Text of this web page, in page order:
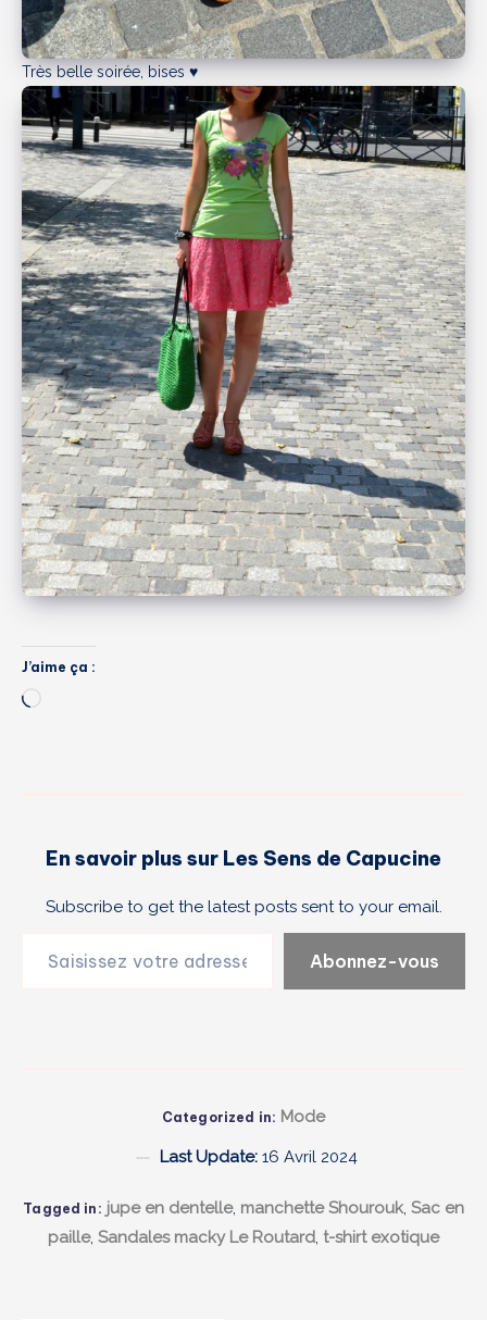
Très belle soirée, bises ♥
J’aime ça :
En savoir plus sur Les Sens de Capucine
Subscribe to get the latest posts sent to your email.
Abonnez-vous
Categorized in: Mode
Last Update:16 Avril 2024
Tagged in: jupe en dentelle, manchette Shourouk, Sac en
paille, Sandales macky Le Routard, t-shirt exotique